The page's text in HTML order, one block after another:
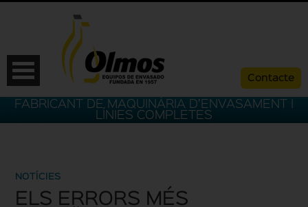
Contacte
FABRICANT DE MAQUINÀRIA D’ENVASAMENT I
LÍNIES COMPLETES
NOTÍCIES
ELS ERRORS MÉS